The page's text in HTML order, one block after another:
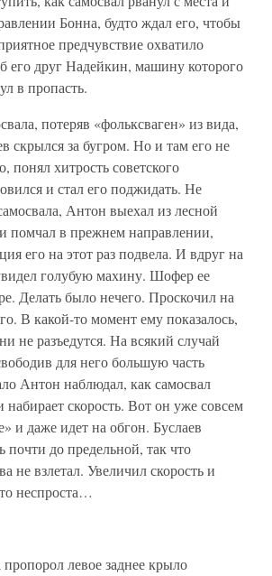
Бонна, будто ждал его, чтобы
предчувствие охватило
его друг Надейкин, машину которого
в пропасть.
потеряв «фольксваген» из вида,
скрылся за бугром. Но и там его не
хитрость советского
и стал его поджидать. Не
Антон выехал из лесной
помчал в прежнем направлении,
его на этот раз подвела. И вдруг на
голубую махину. Шофер ее
Делать было нечего. Проскочил на
В какой-то момент ему показалось,
не разъедутся. На всякий случай
для него большую часть
Антон наблюдал, как самосвал
набирает скорость. Вот он уже совсем
и даже идет на обгон. Буслаев
почти до предельной, так что
не взлетал. Увеличил скорость и
неспроста…
левое заднее крыло